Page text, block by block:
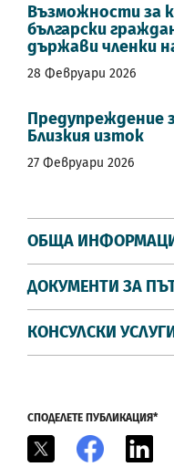
Възможности за
български
държави членки
28 Февруари 2026
Предупреждение
Близкия изток
27 Февруари 2026
ОБЩА
ДОКУМЕНТИ ЗА
КОНСУЛСКИ
СПОДЕЛЕТЕ ПУБЛИКАЦИЯ*
Facebook